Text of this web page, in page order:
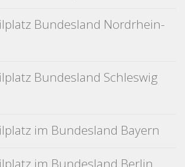
Bundesland Nordrhein-
Bundesland Schleswig
im Bundesland Bayern
im Bundesland Berlin